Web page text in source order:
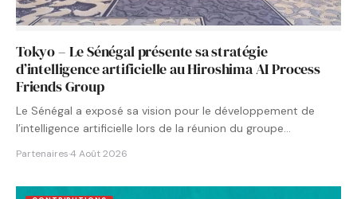
Tokyo – Le Sénégal présente sa stratégie
d’intelligence artificielle au Hiroshima AI Process
Friends Group
Le Sénégal a exposé sa vision pour le développement de
l’intelligence artificielle lors de la réunion du groupe…
Partenaires·4 Août 2026